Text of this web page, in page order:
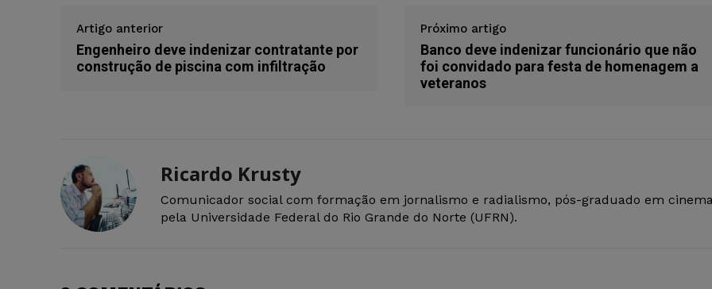
Artigo anterior
Engenheiro deve indenizar contratante por
construção de piscina com infiltração
Próximo artigo
Banco deve indenizar funcionário que não
foi convidado para festa de homenagem a
veteranos
Ricardo Krusty
Comunicador social com formação em jornalismo e radialismo, pós-graduado em
pela Universidade Federal do Rio Grande do Norte (UFRN).